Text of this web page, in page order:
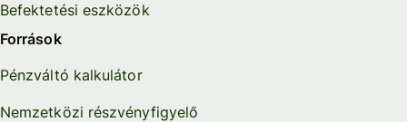
Befektetési eszközök
Források
Pénzváltó kalkulátor
Nemzetközi részvényfigyelő